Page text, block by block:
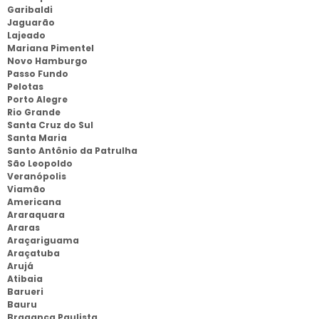
Garibaldi
Jaguarão
Lajeado
Mariana Pimentel
Novo Hamburgo
Passo Fundo
Pelotas
Porto Alegre
Rio Grande
Santa Cruz do Sul
Santa Maria
Santo Antônio da Patrulha
São Leopoldo
Veranópolis
Viamão
Americana
Araraquara
Araras
Araçariguama
Araçatuba
Arujá
Atibaia
Barueri
Bauru